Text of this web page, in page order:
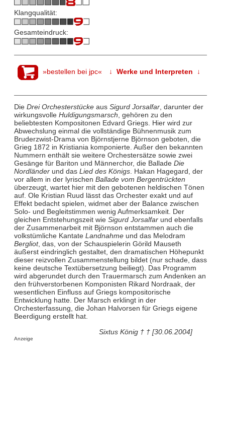
Klangqualität:
Gesamteindruck:
»bestellen bei jpc« ↓ Werke und Interpreten ↓
Die Drei Orchesterstückeaus Sigurd Jorsalfar, darunter der
wirkungsvolle Huldigungsmarsch, gehören zu den
beliebtesten Kompositonen Edvard Griegs. Hier wird zur
Abwechslung einmal die vollständige Bühnenmusik zum
Bruderzwist-Drama von Björnstjerne Björnson geboten, die
Grieg 1872 in Kristiania komponierte. Außer den bekannten
Nummern enthält sie weitere Orchestersätze sowie zwei
Gesänge für Bariton und Männerchor, die Ballade Die
Nordländerund das Lied des Königs. Hakan Hagegard, der
vor allem in der lyrischen Ballade vom Bergentrückten
überzeugt, wartet hier mit den gebotenen heldischen Tönen
auf. Ole Kristian Ruud lässt das Orchester exakt und auf
Effekt bedacht spielen, widmet aber der Balance zwischen
Solo- und Begleitstimmen wenig Aufmerksamkeit. Der
gleichen Entstehungszeit wie Sigurd Jorsalfarund ebenfalls
der Zusammenarbeit mit Björnson entstammen auch die
volkstümliche Kantate Landnahmeund das Melodram
Bergliot, das, von der Schauspielerin Görild Mauseth
äußerst eindringlich gestaltet, den dramatischen Höhepunkt
dieser reizvollen Zusammenstellung bildet (nur schade, dass
keine deutsche Textübersetzung beiliegt). Das Programm
wird abgerundet durch den Trauermarsch zum Andenken an
den frühverstorbenen Komponisten Rikard Nordraak, der
wesentlichen Einfluss auf Griegs kompositorische
Entwicklung hatte. Der Marsch erklingt in der
Orchesterfassung, die Johan Halvorsen für Griegs eigene
Beerdigung erstellt hat.
Sixtus König † † [30.06.2004]
Anzeige